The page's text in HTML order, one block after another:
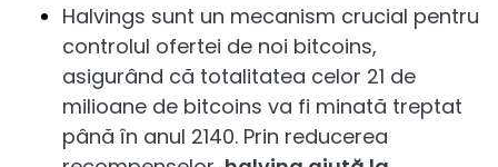
Halvings sunt un mecanism crucial pentru
controlul ofertei de noi bitcoins,
asigurând că totalitatea celor 21 de
milioane de bitcoins va fi minată treptat
până în anul 2140. Prin reducerea